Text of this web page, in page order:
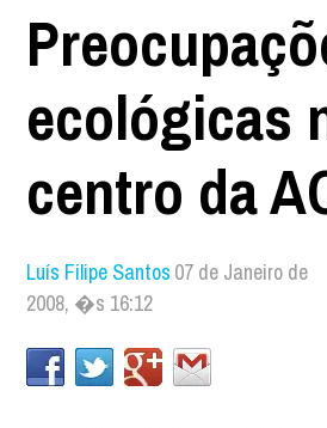
ecológicas
centro da
Luís Filipe Santos 07 de Janeiro de
2008, �s 16:12